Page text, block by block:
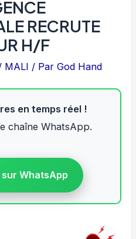
RECRUTE
H/F
MALI / ParGod Hand
en temps réel !
chaîne WhatsApp.
sur WhatsApp